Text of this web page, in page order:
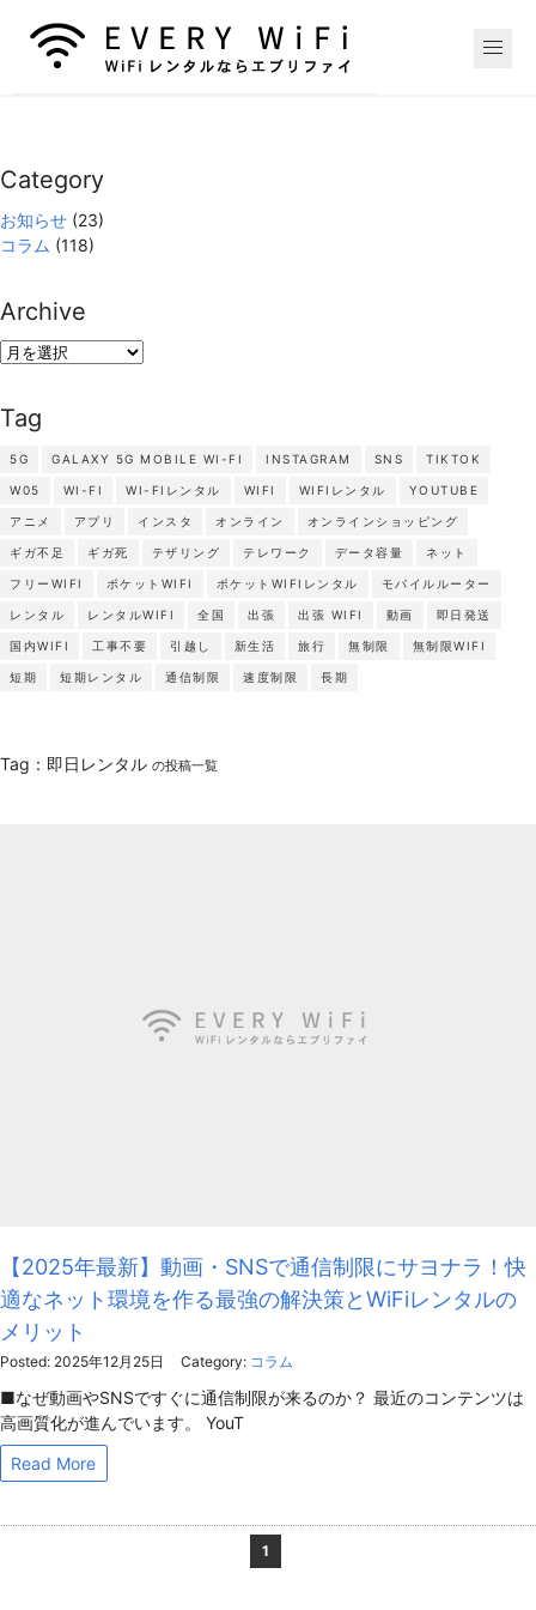
Category
お知らせ (23)
コラム (118)
Archive
Archive
Tag
5G GALAXY 5G MOBILE WI-FI INSTAGRAM SNS TIKTOK
W05 WI-FI WI-FIレンタル WIFI WIFIレンタル YOUTUBE
アニメ アプリ インスタ オンライン オンラインショッピング
ギガ不足 ギガ死 テザリング テレワーク データ容量 ネット
フリーWIFI ポケットWIFI ポケットWIFIレンタル モバイルルーター
レンタル レンタルWIFI 全国 出張 出張 WIFI 動画 即日発送
国内WIFI 工事不要 引越し 新生活 旅行 無制限 無制限WIFI
短期 短期レンタル 通信制限 速度制限 長期
Tag：即日レンタル の投稿一覧
【2025年最新】動画・SNSで通信制限にサヨナラ！快
適なネット環境を作る最強の解決策とWiFiレンタルの
メリット
Posted: 2025年12月25日 Category: コラム
■なぜ動画やSNSですぐに通信制限が来るのか？ 最近のコンテンツは
高画質化が進んでいます。 YouT
Read More
1